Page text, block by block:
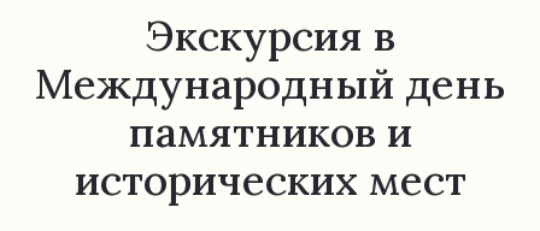
Заказ
Прейскурант
Экскурсия в
Международный день
памятников и
исторических мест